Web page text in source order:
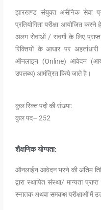
झारखण्ड संयुक्त असैनिक सेवा
प्रतियोगिता परीक्षा आयोजित
अलग सेवाओं / संवर्गो के लिए
रिक्तियों के आधार पर
ऑनलाइन (Online) आवेदन
उपलब्ध) आमंत्रित किये जाते है।
कुल रिक्त पदों की संख्या:
कुल पद– 252
शैक्षणिक योग्यता:
ऑनलाईन आवेदन भरने की अंतिम
द्वारा स्थापित संस्था/ मान्यता
स्नातक अथवा समकक्ष परीक्षाओं में